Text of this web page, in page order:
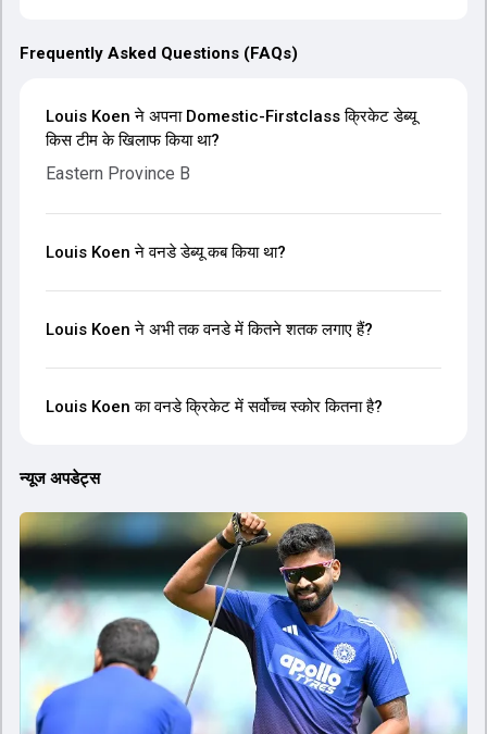
Frequently Asked Questions (FAQs)
Louis Koen ने अपना Domestic-Firstclass क्रिकेट डेब्यू
किस टीम के खिलाफ किया था?
Eastern Province B
Louis Koen ने वनडे डेब्यू कब किया था?
Louis Koen ने अभी तक वनडे में कितने शतक लगाए हैं?
Louis Koen का वनडे क्रिकेट में सर्वोच्च स्कोर कितना है?
न्यूज अपडेट्स